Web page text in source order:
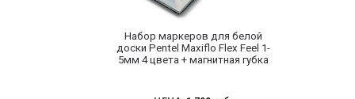
Набор маркеров для белой
доски Pentel Maxiflo Flex Feel 1-
5мм 4 цвета + магнитная губка